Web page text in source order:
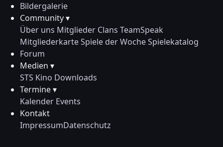
Bildergalerie
Community ▾
Über uns Mitglieder Clans TeamSpeak
MitgliederkarteSpiele der WocheSpielekatalog
Forum
Medien ▾
STS Kino Downloads
Termine ▾
Kalender Events
Kontakt
ImpressumDatenschutz